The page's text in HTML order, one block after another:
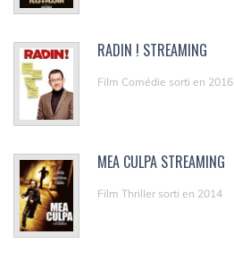
RADIN ! STREAMING
Film Comédie sorti en 2016
MEA CULPA STREAMING
Film Thriller sorti en 2014